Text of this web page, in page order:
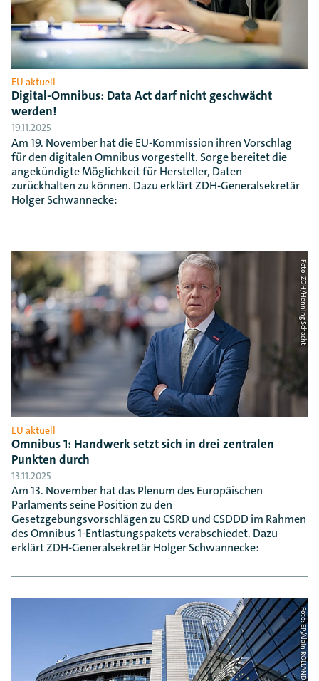
EU aktuell
Digital-Omnibus: Data Act darf nicht geschwächt
werden!
19.11.2025
Am 19. November hat die EU-Kommission ihren Vorschlag
für den digitalen Omnibus vorgestellt. Sorge bereitet die
angekündigte Möglichkeit für Hersteller, Daten
zurückhalten zu können. Dazu erklärt ZDH-Generalsekretär
Holger Schwannecke:
Foto: ZDH/Henning Schacht
EU aktuell
Omnibus 1: Handwerk setzt sich in drei zentralen
Punkten durch
13.11.2025
Am 13. November hat das Plenum des Europäischen
Parlaments seine Position zu den
Gesetzgebungsvorschlägen zu CSRD und CSDDD im Rahmen
des Omnibus 1-Entlastungspakets verabschiedet. Dazu
erklärt ZDH-Generalsekretär Holger Schwannecke:
Foto: EP/Alain ROLLAND